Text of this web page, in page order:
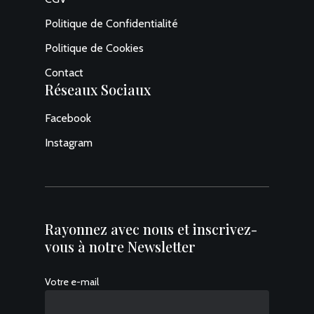
Politique de Confidentialité
Politique de Cookies
Contact
Réseaux Sociaux
Facebook
Instagram
Rayonnez avec nous et inscrivez-
vous à notre Newsletter
Votre e-mail